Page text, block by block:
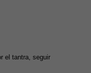
el tantra, seguir